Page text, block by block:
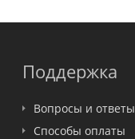
Поддержка
Вопросы и ответы
Способы оплаты